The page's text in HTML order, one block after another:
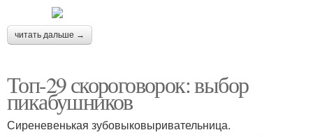
читать дальше →
Топ-29 скороговорок: выбор
пикабушников
Сиреневенькая зубовыковыривательница.